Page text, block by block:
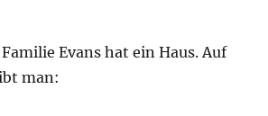
Evans hat ein Haus. Auf
man: